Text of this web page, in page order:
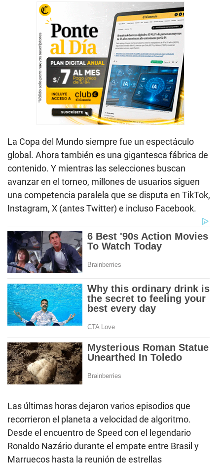
La Copa del Mundo siempre fue un espectáculo
global. Ahora también es una gigantesca fábrica de
contenido. Y mientras las selecciones buscan
avanzar en el torneo, millones de usuarios siguen
una competencia paralela que se disputa en TikTok,
Instagram, X (antes Twitter) e incluso Facebook.
Las últimas horas dejaron varios episodios que
recorrieron el planeta a velocidad de algoritmo.
Desde el encuentro de Speed con el legendario
Ronaldo Nazário durante el empate entre Brasil y
Marruecos hasta la reunión de estrellas